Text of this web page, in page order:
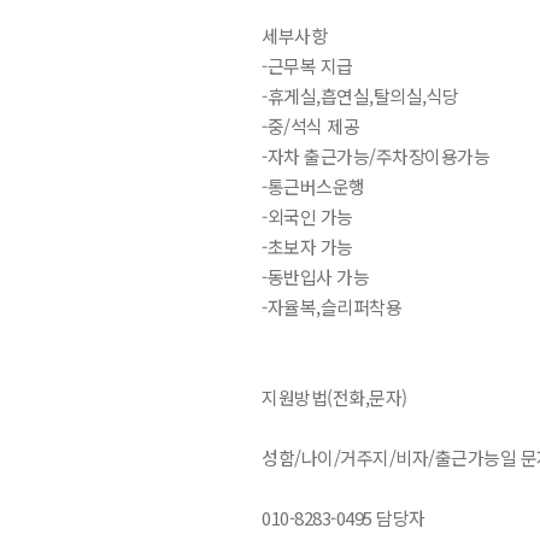
세부사항
-근무복 지급
-휴게실,흡연실,탈의실,식당
-중/석식 제공
-자차 출근가능/주차장이용가능
-통근버스운행
-외국인 가능
-초보자 가능
-동반입사 가능
-자율복,슬리퍼착용
지원방법(전화,문자)
성함/나이/거주지/비자/출근가능일
010-8283-0495 담당자